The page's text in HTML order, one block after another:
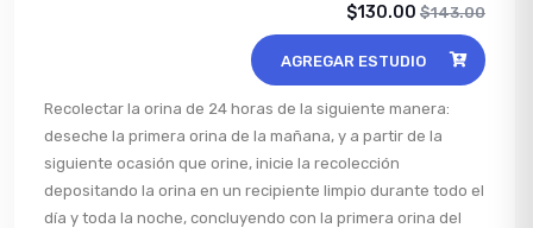
$130.00 $143.00
AGREGAR ESTUDIO
Recolectar la orina de 24 horas de la siguiente manera:
deseche la primera orina de la mañana, y a partir de la
siguiente ocasión que orine, inicie la recolección
depositando la orina en un recipiente limpio durante todo el
día y toda la noche, concluyendo con la primera orina del